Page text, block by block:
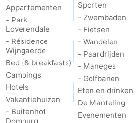
Walcherse
bos
Dishoek
-
Vlissingen
-
Middelburg
Zeeuws-
Vlaanderen
-
Nieuwvliet
-
Appartementen
- Park
Loverendale
- Résidence
Wijngaerde
Bed (& breakfasts)
Campings
Hotels
Vakantiehuizen
- Buitenhof
Domburg
Sporten
- Zwembaden
- Fietsen
- Wandelen
- Paardrijden
- Maneges
- Golfbanen
Eten en drinken
De Manteling
Evenementen